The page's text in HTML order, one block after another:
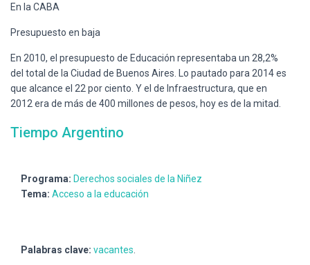
En la CABA
Presupuesto en baja
En 2010, el presupuesto de Educación representaba un 28,2%
del total de la Ciudad de Buenos Aires. Lo pautado para 2014 es
que alcance el 22 por ciento. Y el de Infraestructura, que en
2012 era de más de 400 millones de pesos, hoy es de la mitad.
Tiempo Argentino
Programa: Derechos sociales de la Niñez
Tema: Acceso a la educación
Palabras clave: vacantes